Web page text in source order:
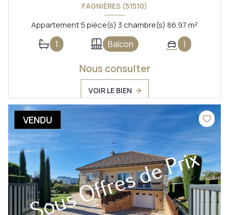
FAGNIÈRES (51510)
Appartement 5 pièce(s) 3 chambre(s) 86.97 m²
1 Balcon 1
Nous consulter
VOIR LE BIEN
VENDU